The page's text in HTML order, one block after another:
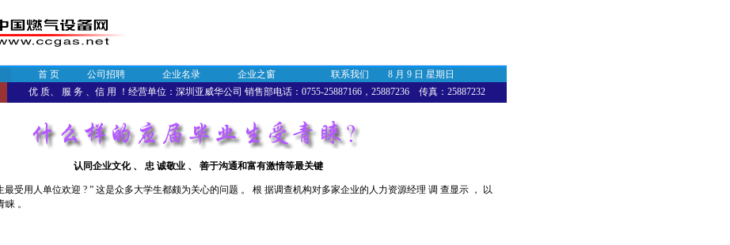
首 页 公司招聘 企业名录 企业之窗 联系我们
8 月 9 日 星期日
优 质、 服 务 、信 用 ！经营单位：深圳亚威华公司 销售部电话：0755-25887166，25887236 传真：25887232
认同企业文化 、 忠 诚敬业 、 善于沟通和富有激情等最关键
最受用人单位欢迎 ? ” 这是众多大学生都颇为关心的问题 。 根 据调查机构对多家企业的人力资源经理 调 查显示 ， 以
。